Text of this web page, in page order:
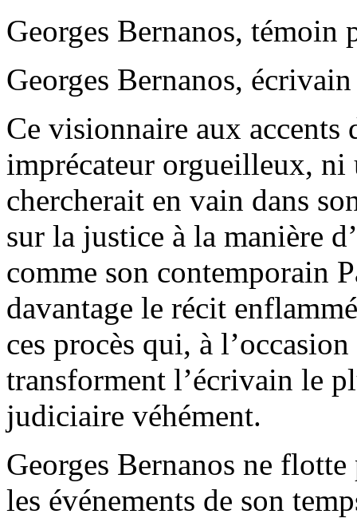
Georges Bernanos,
Georges Bernanos,
Ce visionnaire aux accents
imprécateur orgueilleux,
chercherait en vain dans
sur la justice à la manière
comme son contemporain
davantage le récit
ces procès qui, à
transforment l’écrivain le
judiciaire véhément.
Georges Bernanos ne
les événements de son